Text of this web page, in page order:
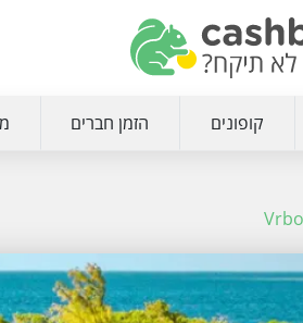
קופונים הזמן חברים
Vrbo